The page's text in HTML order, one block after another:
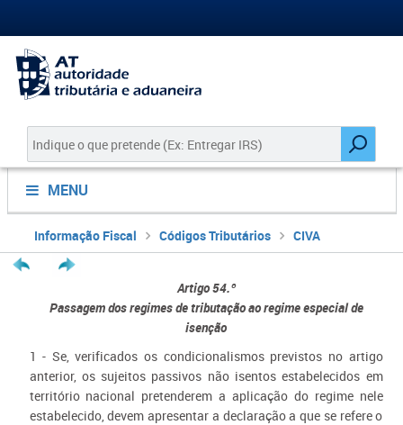
MENU
Informação Fiscal Códigos Tributários CIVA
Artigo 54.º
Passagem dos regimes de tributação ao regime especial de
isenção
1 - Se, verificados os condicionalismos previstos no artigo
anterior, os sujeitos passivos não isentos estabelecidos em
território nacional pretenderem a aplicação do regime nele
estabelecido, devem apresentar a declaração a que se refere o